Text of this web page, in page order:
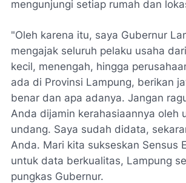
mengunjungi setiap rumah dan
​"Oleh karena itu, saya Gubernur
mengajak seluruh pelaku usaha
kecil, menengah, hingga
ada di Provinsi Lampung, berikan
benar dan apa adanya. Jangan
Anda dijamin kerahasiaannya oleh
undang. Saya sudah didata,
Anda. Mari kita sukseskan Sensus
untuk data berkualitas, Lampung
pungkas Gubernur.